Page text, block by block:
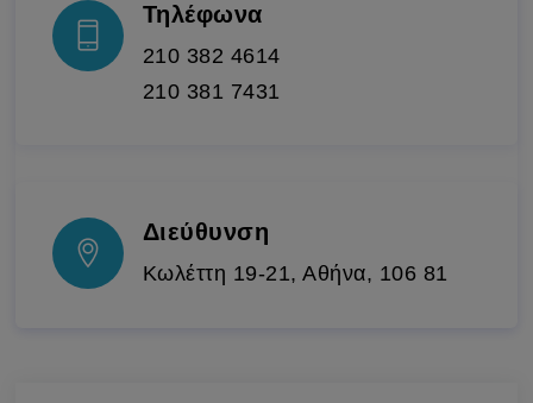
Τηλέφωνα
210 382 4614
210 381 7431
Διεύθυνση
Κωλέττη 19-21, Αθήνα, 106 81